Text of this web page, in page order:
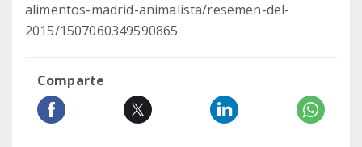
alimentos-madrid-animalista/resemen-del-
2015/1507060349590865
Comparte